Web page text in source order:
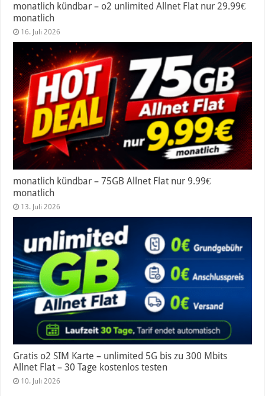
monatlich kündbar – o2 unlimited Allnet Flat nur 29.99€
monatlich
16. Juli 2026
monatlich kündbar – 75GB Allnet Flat nur 9.99€
monatlich
13. Juli 2026
Gratis o2 SIM Karte – unlimited 5G bis zu 300 Mbits
Allnet Flat – 30 Tage kostenlos testen
10. Juli 2026